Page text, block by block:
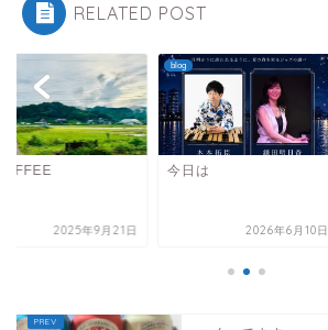
RELATED POST
2025年9月21日
blog
今日は
2026年6月10日